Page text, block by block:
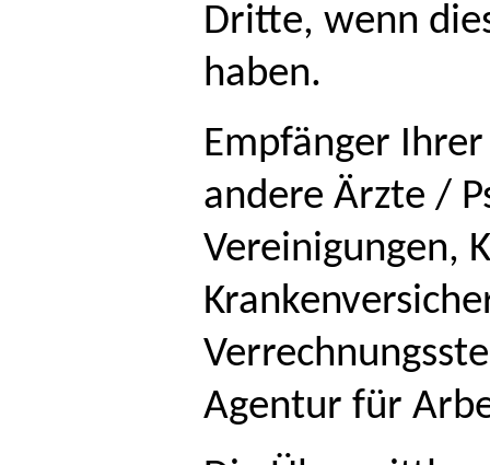
Dritte, wenn
haben.
Empfänger
andere Ärzte /
Vereinigungen,
Agentur für